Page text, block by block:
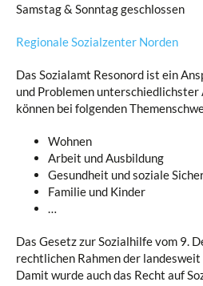
Samstag & Sonntag geschlossen
Regionale Sozialzenter Norden
Das Sozialamt Resonord ist ein
und Problemen
können bei folgenden
Wohnen
Arbeit und Ausbildung
Gesundheit und soziale
Familie und Kinder
…
Das Gesetz zur Sozialhilfe vom 9.
rechtlichen Rahmen der
Damit wurde auch das Recht auf